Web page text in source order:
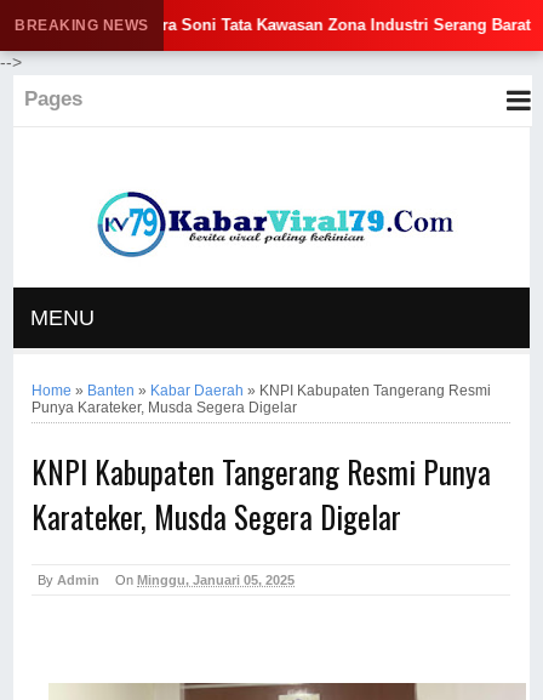
-->
Pages
BREAKING NEWS
Andra Soni Tata Kawasan Zona Industri Serang Barat
MENU
Home » Banten » Kabar Daerah » KNPI Kabupaten Tangerang Resmi
Punya Karateker, Musda Segera Digelar
KNPI Kabupaten Tangerang Resmi Punya
Karateker, Musda Segera Digelar
By Admin OnMinggu, Januari 05, 2025